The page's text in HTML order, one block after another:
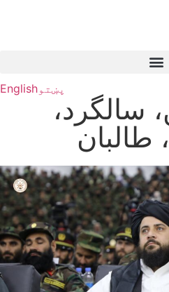
پښتوEnglish
سالگرد،
طالبان